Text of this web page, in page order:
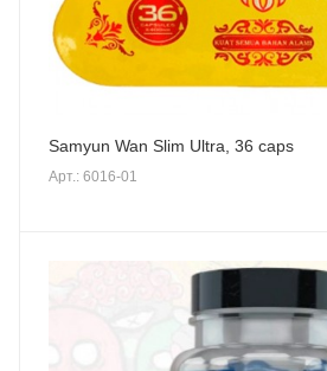
Samyun Wan Slim Ultra, 36 caps
Арт.: 6016-01